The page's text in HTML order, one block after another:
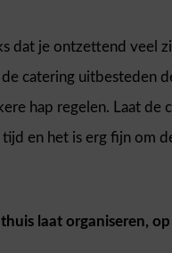
dat je ontzettend veel
catering uitbesteden
hap regelen. Laat de
en het is erg fijn om
laat organiseren,